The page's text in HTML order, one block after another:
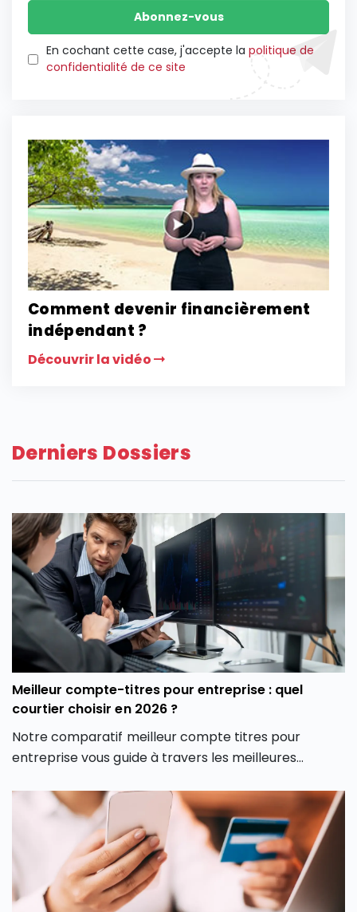
En cochant cette case, j'accepte la politique de
confidentialité de ce site
Comment devenir financièrement
indépendant ?
Découvrir la vidéo
Derniers Dossiers
Meilleur compte-titres pour entreprise : quel
courtier choisir en 2026 ?
Notre comparatif meilleur compte titres pour
entreprise vous guide à travers les meilleures
éclairé, adapté à votre stratégie d’investissement
professionnelle.